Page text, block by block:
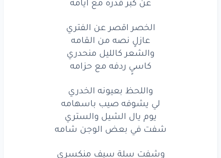
يشوفهصيب باسهامه
يالالشيل والستري
شفتفي بعضالوجن
وشفتسلةسيفمنكسري
وخاتمسليمانبولامه
ليمصطابلي عذري
ليبلىبالعشقمالامه
عن كبر قدره مع ايامه
الخصر اقصر عن الفتري
عازلٍ نصه من القامه
والشعر كالليل منحدري
كاسيٍ ردفه مع حزامه
واللحظ بعيونه الخدري
لي يشوفه صيب باسهامه
يوم يال الشيل والستري
شفت في بعض الوجن شامه
وشفت سلة سيف منكسري